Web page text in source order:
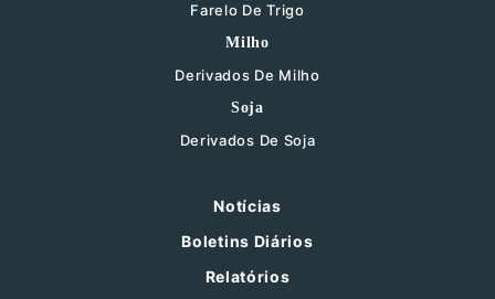
Farelo De Trigo
Milho
Derivados De Milho
Soja
Derivados De Soja
Notícias
Boletins Diários
Relatórios